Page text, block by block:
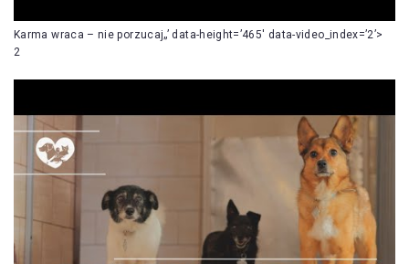
Karma wraca – nie porzucaj„’ data-height=’465′ data-video_index=’2’>
2